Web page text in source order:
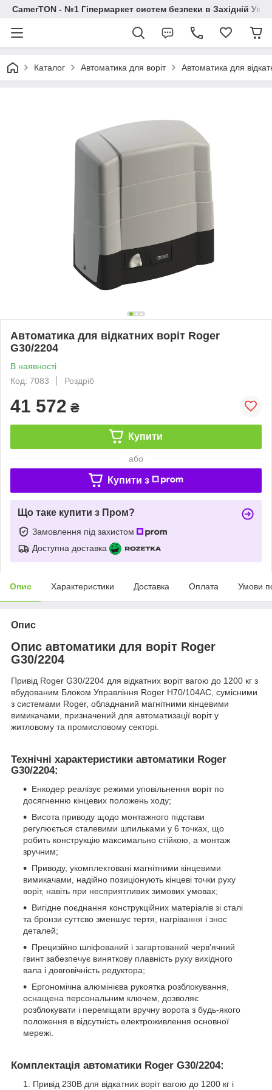
CamerTON - №1 Гіпермаркет систем безпеки в Західній
Каталог Автоматика для воріт Автоматика для
Автоматика для відкатних воріт Roger
G30/2204
В наявності
Код: 7083
Роздріб
41 572 ₴
Купити
або
Купити з
Що таке купити з Пром?
Замовлення під захистом
Доступна доставка
Опис Характеристики Доставка Оплата Умови
Опис
Опис автоматики для воріт Roger
G30/2204
Привід Roger G30/2204 для відкатних воріт вагою до 1200 кг з
вбудованим Блоком Управління Roger H70/104AC, сумісними
з системами Roger, обладнаний магнітними кінцевими
вимикачами, призначений для автоматизації воріт у
житловому та промисловому секторі.
Технічні характеристики автоматики Roger
G30/2204:
Енкодер реалізує режими уповільнення воріт по
досягненню кінцевих положень ходу;
Висота приводу щодо монтажного підстави
регулюється сталевими шпильками у 6 точках, що
робить конструкцію максимально стійкою, а монтаж
зручним;
Приводу, укомплектовані магнітними кінцевими
вимикачами, надійно позиціонують кінцеві точки руху
воріт, навіть при несприятливих зимових умовах;
Вигідне поєднання конструкційних матеріалів зі сталі
та бронзи суттєво зменшує тертя, нагрівання і знос
деталей;
Прецизійно шліфований і загартований черв'ячний
гвинт забезпечує виняткову плавність руху вихідного
вала і довговічність редуктора;
Ергономічна алюмінієва рукоятка розблокування,
оснащена персональним ключем, дозволяє
розблокувати і переміщати вручну ворота з будь-якого
положення в відсутність електроживлення основної
мережі.
Комплектація автоматики Roger G30/2204:
Привід 230В для відкатних воріт вагою до 1200 кг і